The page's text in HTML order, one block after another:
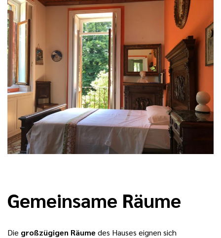
Gemeinsame Räume
Die großzügigen Räume des Hauses eignen sich